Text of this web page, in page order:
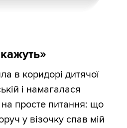
в коридорі дитячої
і намагалася
на просте питання: що
у візочку спав мій